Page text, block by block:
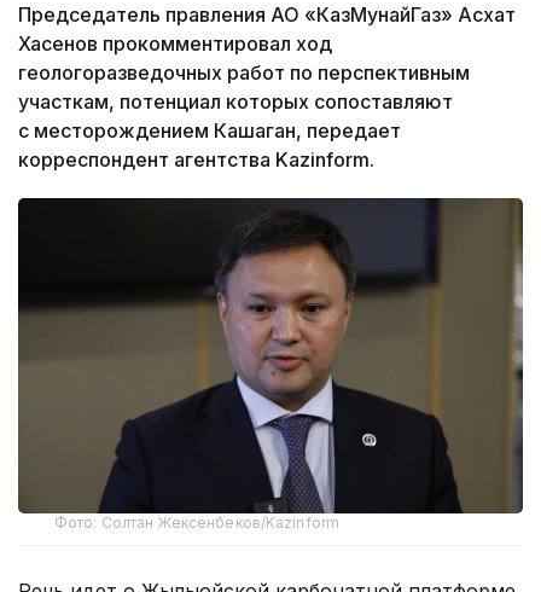
Председатель правления АО «КазМунайГаз» Асхат
Хасенов прокомментировал ход
геологоразведочных работ по перспективным
участкам, потенциал которых сопоставляют
с месторождением Кашаган, передает
корреспондент агентства Kazinform.
Фото: Солтан Жексенбеков/Kazinform